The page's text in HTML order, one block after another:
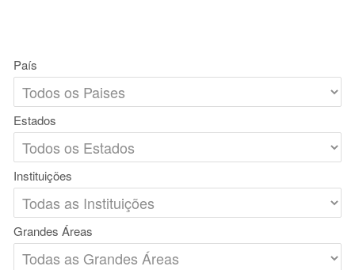
País
Estados
Instituições
Grandes Áreas